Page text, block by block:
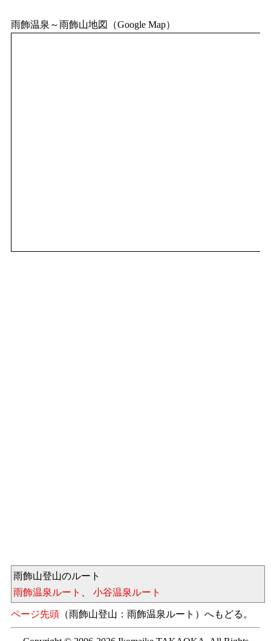
雨飾温泉～雨飾山地図（Google Map）
雨飾山登山のルート
雨飾温泉ルート
小谷温泉ルート
ページ先頭 （雨飾山登山：雨飾温泉ルート）へもどる。